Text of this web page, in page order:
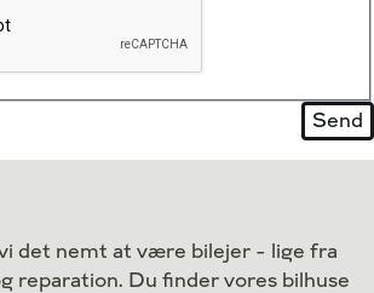
det nemt at være bilejer - lige fra
reparation. Du finder vores bilhuse